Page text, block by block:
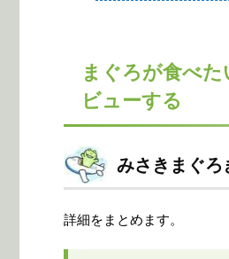
まぐろが食べ
ビューする
みさきまぐろ
詳細をまとめます。